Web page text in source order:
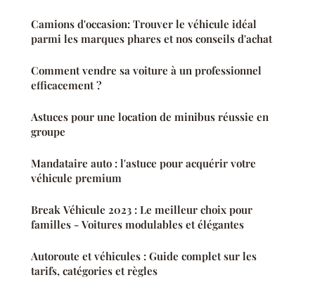
Camions d'occasion: Trouver le véhicule idéal
parmi les marques phares et nos conseils d'achat
Comment vendre sa voiture à un professionnel
efficacement ?
Astuces pour une location de minibus réussie en
groupe
Mandataire auto : l'astuce pour acquérir votre
véhicule premium
Break Véhicule 2023 : Le meilleur choix pour
familles - Voitures modulables et élégantes
Autoroute et véhicules : Guide complet sur les
tarifs, catégories et règles